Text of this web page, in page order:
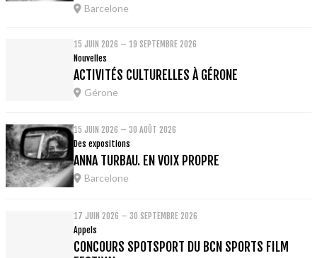
Barcelone
15 JUIN 2026 – 19 SEPTEMBRE 2026
Nouvelles
ACTIVITÉS CULTURELLES À GÉRONE
Gérone
15 JUIN 2026 – 30 AOÛT 2026
Des expositions
ANNA TURBAU. EN VOIX PROPRE
Barcelone
17 JUIN 2026 – 30 SEPTEMBRE 2026
Appels
CONCOURS SPOTSPORT DU BCN SPORTS FILM